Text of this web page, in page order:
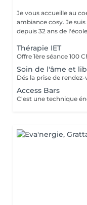
Je vous accueille au
ambiance cosy. Je suis Valérie, Naturo-esthéticienne, diplômée
depuis 32 ans de
Thérapie IET
Soin de l'âme et
Access Bars